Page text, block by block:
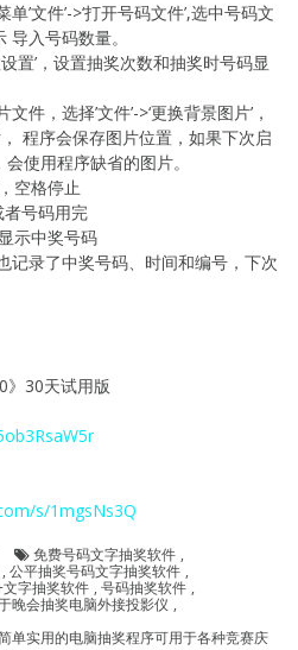
’文件’->‘打开号码文件’,选中号码文
入号码数量。
设置’，设置抽奖次数和抽奖时号码显
件，选择’文件’->‘更换背景图片’，
程序会保存图片位置，如果下次启
使用程序缺省的图片。
空格停止
号码用完
示中奖号码
记录了中奖号码、时间和编号，下次
》30天试用版
s/1mgsNs3Q
免费号码文字抽奖软件 ,
, 公平抽奖号码文字抽奖软件 ,
字抽奖软件 , 号码抽奖软件 ,
晚会抽奖电脑外接投影仪 ,
单实用的电脑抽奖程序可用于各种竞赛庆